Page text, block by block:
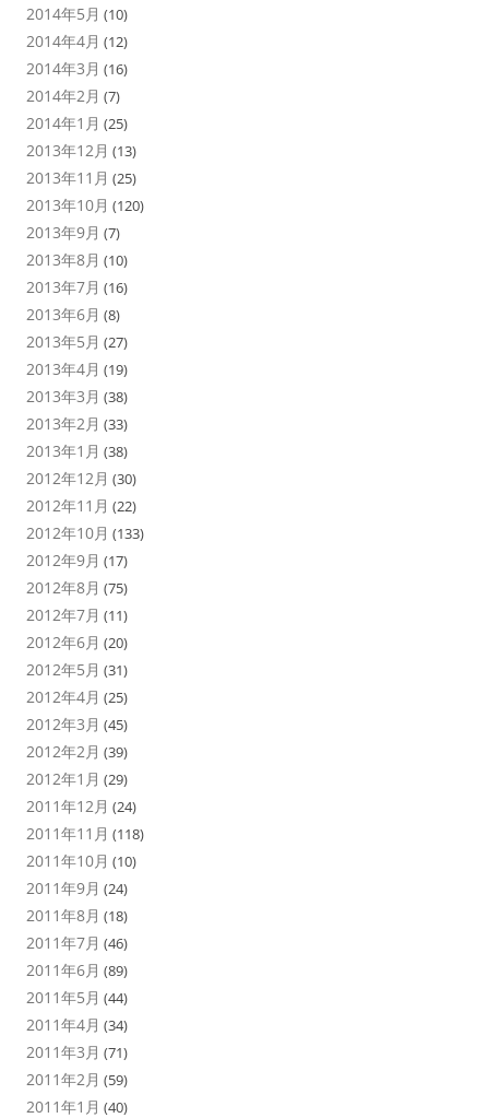
2014年5月 (10)
2014年4月 (12)
2014年3月 (16)
2014年2月 (7)
2014年1月 (25)
2013年12月 (13)
2013年11月 (25)
2013年10月 (120)
2013年9月 (7)
2013年8月 (10)
2013年7月 (16)
2013年6月 (8)
2013年5月 (27)
2013年4月 (19)
2013年3月 (38)
2013年2月 (33)
2013年1月 (38)
2012年12月 (30)
2012年11月 (22)
2012年10月 (133)
2012年9月 (17)
2012年8月 (75)
2012年7月 (11)
2012年6月 (20)
2012年5月 (31)
2012年4月 (25)
2012年3月 (45)
2012年2月 (39)
2012年1月 (29)
2011年12月 (24)
2011年11月 (118)
2011年10月 (10)
2011年9月 (24)
2011年8月 (18)
2011年7月 (46)
2011年6月 (89)
2011年5月 (44)
2011年4月 (34)
2011年3月 (71)
2011年2月 (59)
2011年1月 (40)